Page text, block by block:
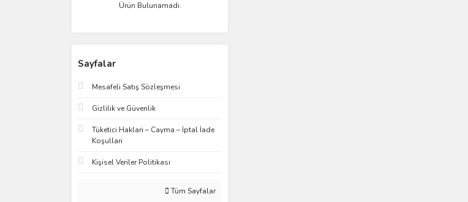
Ürün Bulunamadı.
Sayfalar
Mesafeli Satış Sözleşmesi
Gizlilik ve Güvenlik
Tüketici Haklari – Cayma – İptal İade
Koşullari
Kişisel Veriler Politikası
Tüm Sayfalar